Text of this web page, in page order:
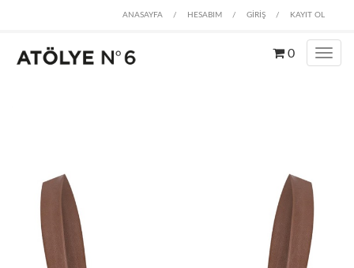
ANASAYFA / HESABIM / GİRİŞ / KAYIT OL
0